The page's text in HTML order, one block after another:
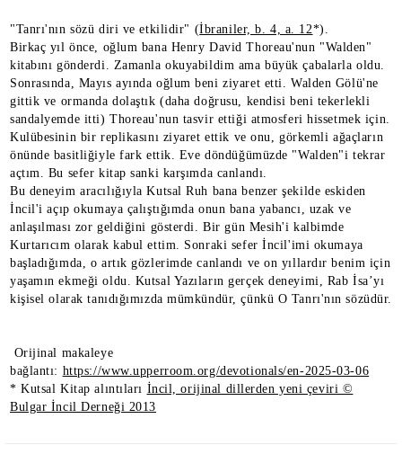
"Tanrı'nın sözü diri ve etkilidir" (İbraniler, b. 4, a. 12*).
Birkaç yıl önce, oğlum bana Henry David Thoreau'nun "Walden"
kitabını gönderdi. Zamanla okuyabildim ama büyük çabalarla oldu.
Sonrasında, Mayıs ayında oğlum beni ziyaret etti. Walden Gölü'ne
gittik ve ormanda dolaştık (daha doğrusu, kendisi beni tekerlekli
sandalyemde itti) Thoreau'nun tasvir ettiği atmosferi hissetmek için.
Kulübesinin bir replikasını ziyaret ettik ve onu, görkemli ağaçların
önünde basitliğiyle fark ettik. Eve döndüğümüzde "Walden"i tekrar
açtım. Bu sefer kitap sanki karşımda canlandı.
Bu deneyim aracılığıyla Kutsal Ruh bana benzer şekilde eskiden
İncil'i açıp okumaya çalıştığımda onun bana yabancı, uzak ve
anlaşılması zor geldiğini gösterdi. Bir gün Mesih'i kalbimde
Kurtarıcım olarak kabul ettim. Sonraki sefer İncil'imi okumaya
başladığımda, o artık gözlerimde canlandı ve on yıllardır benim için
yaşamın ekmeği oldu. Kutsal Yazıların gerçek deneyimi, Rab İsa’yı
kişisel olarak tanıdığımızda mümkündür, çünkü O Tanrı'nın sözüdür.
Orijinal makaleye
bağlantı: https://www.upperroom.org/devotionals/en-2025-03-06
* Kutsal Kitap alıntıları İncil, orijinal dillerden yeni çeviri ©
Bulgar İncil Derneği 2013